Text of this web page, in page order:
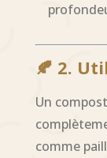
🍂 2.
Un
comme